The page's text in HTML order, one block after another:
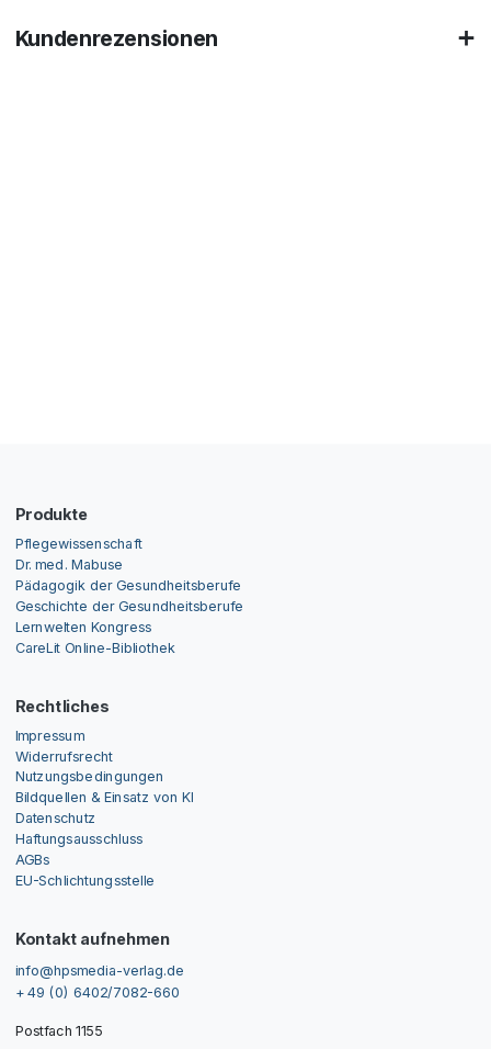
Kundenrezensionen
Produkte
Pflegewissenschaft
Dr. med. Mabuse
Pädagogik der Gesundheitsberufe
Geschichte der Gesundheitsberufe
Lernwelten Kongress
CareLit Online-Bibliothek
Rechtliches
Impressum
Widerrufsrecht
Nutzungsbedingungen
Bildquellen & Einsatz von KI
Datenschutz
Haftungsausschluss
AGBs
EU-Schlichtungsstelle
Kontakt aufnehmen
info@hpsmedia-verlag.de
+ 49 (0) 6402/7082-660
Postfach 1155